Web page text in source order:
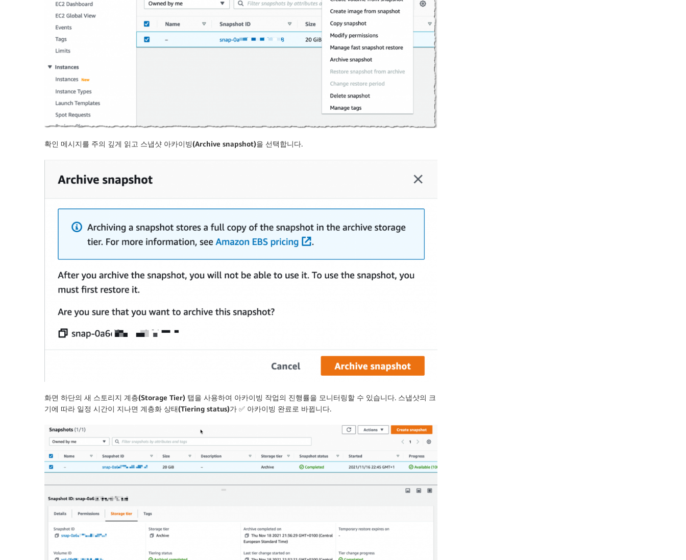
확인 메시지를 주의 깊게 읽고 스냅샷 아카이빙(Archive snapshot)을 선택합니다.
화면 하단의 새 스토리지 계층(Storage Tier) 탭을 사용하여 아카이빙 작업의 진행률을 모니터링할 수 있습니다. 스냅샷의 크
기에 따라 일정 시간이 지나면 계층화 상태(Tiering status)가 ✅ 아카이빙 완료로 바뀝니다.